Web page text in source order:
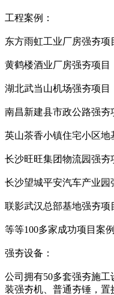
工程案例：
东方雨虹工业厂房强夯项
黄鹤楼酒业厂房强夯项目
湖北武当山机场强夯项目
南昌新建县市政公路强夯
英山茶香小镇住宅小区地
长沙旺旺集团物流园强夯
长沙望城平安汽车产业园
联影武汉总部基地强夯项
等等100多家成功项目案例
强夯设备：
公司拥有50多套强夯施工
装强夯机、普通夯锤，置